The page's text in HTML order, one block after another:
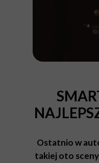
Ostatnio w
takiej oto